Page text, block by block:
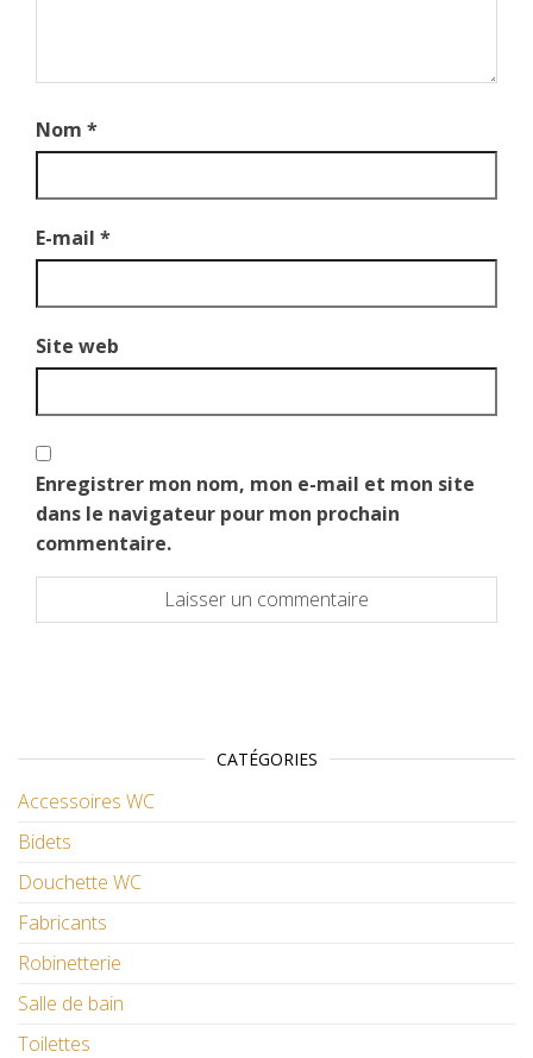
Nom *
E-mail *
Site web
Enregistrer mon nom, mon e-mail et mon site
dans le navigateur pour mon prochain
commentaire.
CATÉGORIES
Accessoires WC
Bidets
Douchette WC
Fabricants
Robinetterie
Salle de bain
Toilettes